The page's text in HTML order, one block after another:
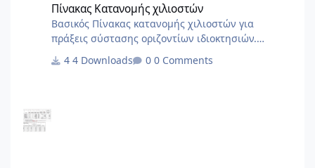
Πίνακας Κατανομής χιλιοστών
Βασικός Πίνακας κατανομής χιλιοστών για
πράξεις σύστασης οριζοντίων ιδιοκτησιών.
Χρήσιμο ως σημείο αναφοράς για να στήσετε το
δικό σας
4 Downloads 0 Comments